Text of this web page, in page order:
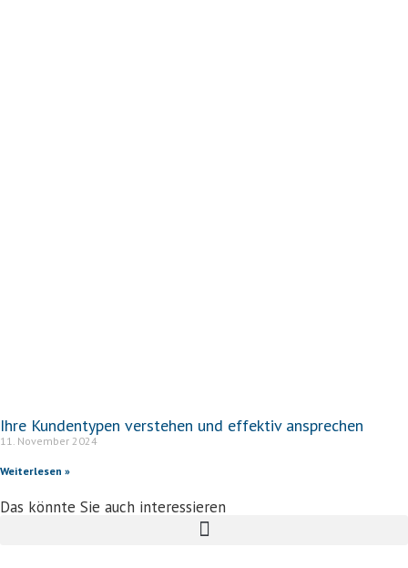
Ihre Kundentypen verstehen und effektiv ansprechen
11. November 2024
Weiterlesen »
Das könnte Sie auch interessieren